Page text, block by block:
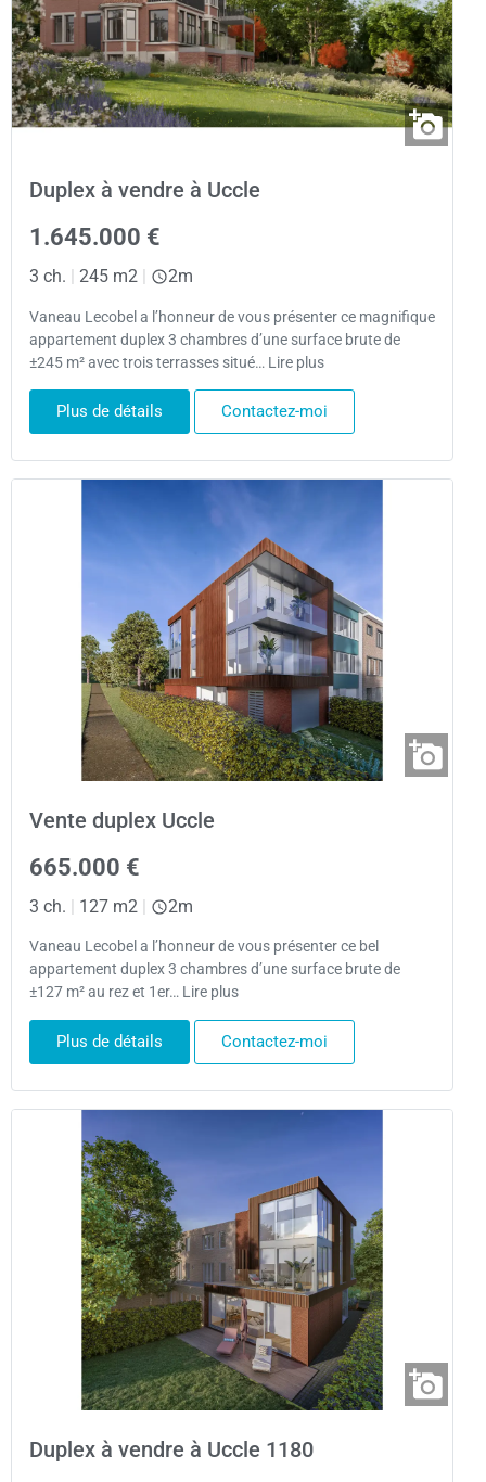
Duplex à vendre à Uccle
1.645.000 €
3 ch. 245 m2 2m
Vaneau Lecobel a l’honneur de vous présenter ce magnifique
appartement duplex 3 chambres d’une surface brute de
±245 m² avec trois terrasses situé… Lire plus
Plus de détails Contactez-moi
Vente duplex Uccle
665.000 €
3 ch. | 127 m2 | 2m
Vaneau Lecobel a l’honneur de vous présenter ce bel
appartement duplex 3 chambres d’une surface brute de
±127 m² au rez et 1er… Lire plus
Plus de détails Contactez-moi
Duplex à vendre à Uccle 1180